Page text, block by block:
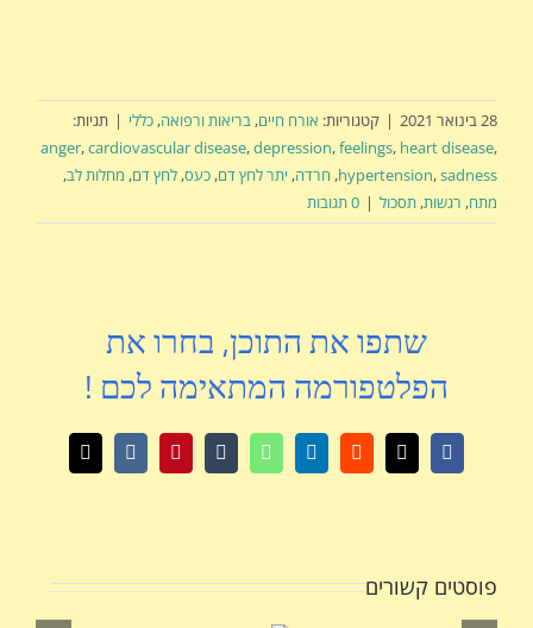
28 בינואר 2021 | קטגוריות: אורח חיים, בריאות ורפואה, כללי | תגיות:
anger,cardiovascular disease,depression,feelings, heart disease,
hypertension,sadness
, חרדה, יתר לחץ דם, כעס, לחץ דם, מחלות לב,
מתח, רגשות, תסכול | 0 תגובות
שתפו את התוכן, בחרו את
הפלטפורמה המתאימה לכם !
Facebook
X
Reddit
LinkedIn
WhatsApp
Tumblr
Pinterest
Vk
כתובת
דואר
פוסטים קשורים